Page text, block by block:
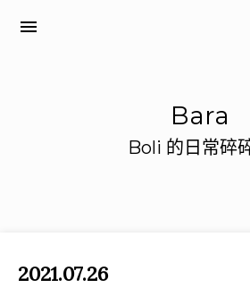
menu
Bara
Boli 的日常碎
2021.07.26